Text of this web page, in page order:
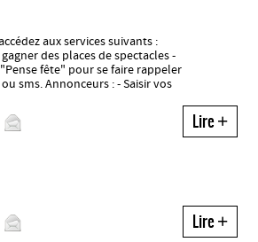
aux services suivants :
des places de spectacles -
fête" pour se faire rappeler
sms. Annonceurs : - Saisir vos
Lire+
Lire+